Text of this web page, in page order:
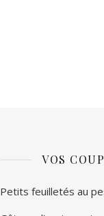
VOS
Petits feuilletés au